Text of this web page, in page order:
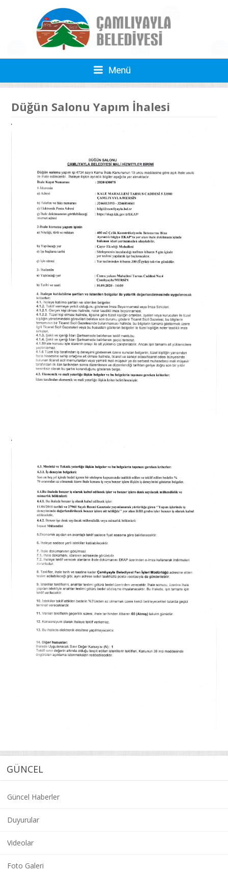
Düğün Salonu Yapım İhalesi
GÜNCEL
Güncel Haberler
Duyurular
Videolar
Foto Galeri